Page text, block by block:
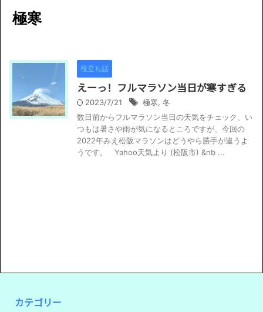
極寒
役立ち話
えーっ！フルマラソン当日が寒すぎる
2023/7/21 極寒, 冬
数日前からフルマラソン当日の天気をチェック、い
つもは暑さや雨が気になるところですが、今回の
2022年みえ松阪マラソンはどうやら勝手が違うよ
うです。 Yahoo天気より (松阪市) &nb ...
カテゴリー